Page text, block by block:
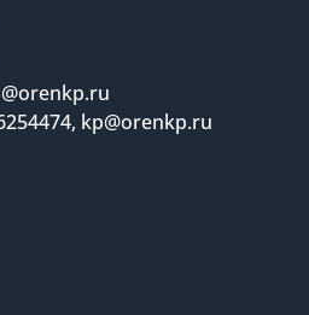
kp@orenkp.ru